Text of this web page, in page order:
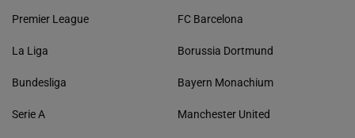
Premier League
La Liga
Bundesliga
Serie A
FC Barcelona
Borussia Dortmund
Bayern Monachium
Manchester United